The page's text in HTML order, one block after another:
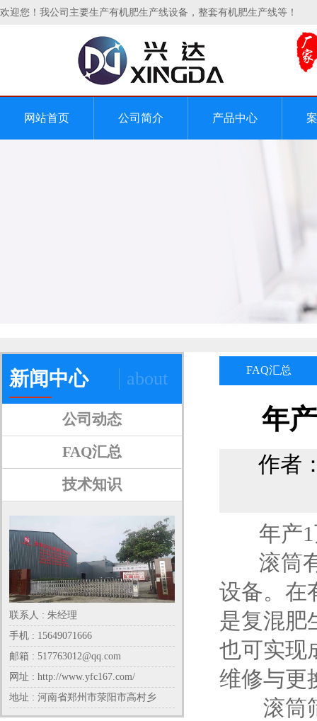
欢迎您！我公司主要生产有机肥生产线设备，整套有机肥生产线等！
网站首页 公司简介 产品中心
about
新闻中心
公司动态
FAQ汇总
技术知识
联系人 : 朱经理
手机 : 15649071666
邮箱 : 517763012@qq.com
网址 : http://www.yfc167.com/
地址 : 河南省郑州市荥阳市高村乡
FAQ汇总
年
作者
年产1
滚筒有
设备。在
是复混肥
也可实现
维修与更
滚筒筛